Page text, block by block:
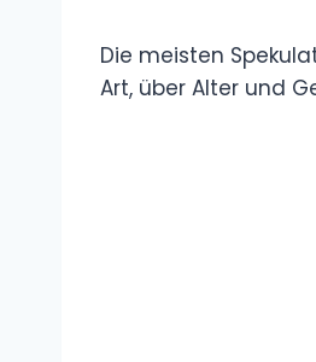
Die meisten
Art, über Alter und